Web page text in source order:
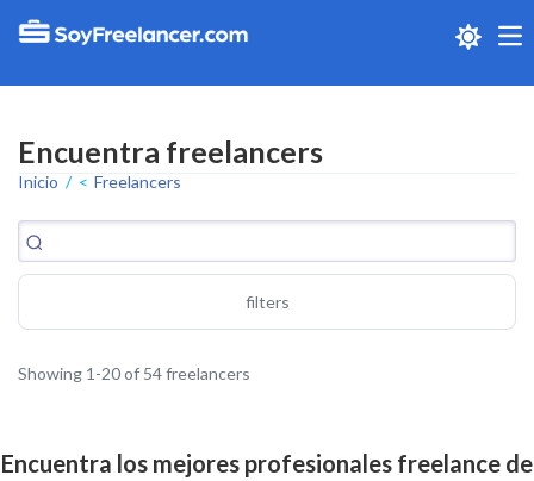
Encuentra freelancers
Inicio Freelancers
filters
Showing 1-20 of 54 freelancers
Encuentra los mejores profesionales freelance de